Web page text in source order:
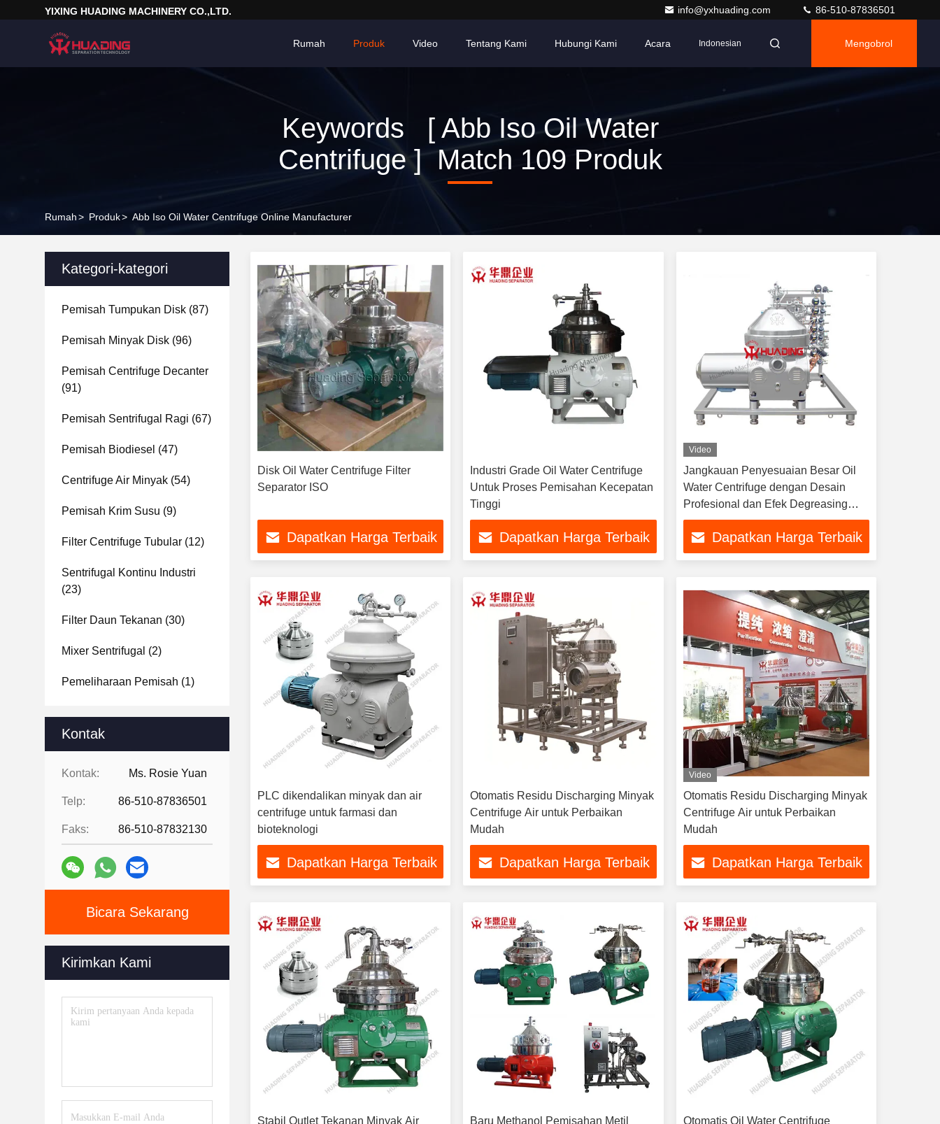
YIXING HUADING MACHINERY CO.,LTD. info@yxhuading.com 86-510-87836501
Rumah Produk Video Tentang Kami Hubungi Kami Acara Indonesian Mengobrol
Keywords [ Abb Iso Oil Water
Centrifuge ] Match 109 Produk
Rumah> Produk> Abb Iso Oil Water Centrifuge Online Manufacturer
Kategori-kategori
Pemisah Tumpukan Disk (87)
Pemisah Minyak Disk (96)
Pemisah Centrifuge Decanter
(91)
Pemisah Sentrifugal Ragi (67)
Pemisah Biodiesel (47)
Centrifuge Air Minyak (54)
Pemisah Krim Susu (9)
Filter Centrifuge Tubular (12)
Sentrifugal Kontinu Industri
(23)
Filter Daun Tekanan (30)
Mixer Sentrifugal (2)
Pemeliharaan Pemisah (1)
Kontak
Kontak: Ms. Rosie Yuan
Telp: 86-510-87836501
Faks: 86-510-87832130
Bicara Sekarang
Kirimkan Kami
Disk Oil Water Centrifuge Filter
Separator ISO
Dapatkan Harga Terbaik
Industri Grade Oil Water Centrifuge
Untuk Proses Pemisahan Kecepatan
Tinggi
Dapatkan Harga Terbaik
Video
Jangkauan Penyesuaian Besar Oil
Water Centrifuge dengan Desain
Profesional dan Efek Degreasing
yang Baik
Dapatkan Harga Terbaik
PLC dikendalikan minyak dan air
centrifuge untuk farmasi dan
bioteknologi
Dapatkan Harga Terbaik
Otomatis Residu Discharging Minyak
Centrifuge Air untuk Perbaikan
Mudah
Dapatkan Harga Terbaik
Video
Otomatis Residu Discharging Minyak
Centrifuge Air untuk Perbaikan
Mudah
Dapatkan Harga Terbaik
Stabil Outlet Tekanan Minyak Air
Baru Methanol Pemisahan Metil
Otomatis Oil Water Centrifuge